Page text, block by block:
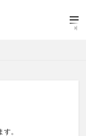
。